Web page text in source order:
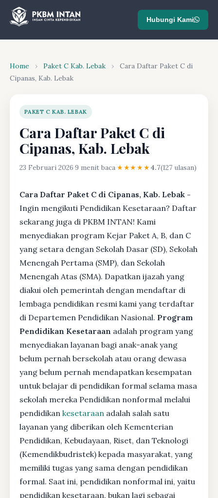
Hubungi Kami
Home › Paket C Kab. Lebak ›
Cara Daftar Paket C di
Cipanas, Kab. Lebak
PAKET C KAB. LEBAK
Cara Daftar Paket C di
Cipanas, Kab. Lebak
23 Februari 2026·9 menit baca·★★★★★4.7(127 ulasan)
Cara Daftar Paket C di Cipanas, Kab. Lebak -
Ingin mengikuti Pendidikan Kesetaraan? Daftar
sekarang juga di PKBM INTAN! Kami
menyediakan program Kejar Paket A, B, dan C
yang setara dengan Sekolah Dasar (SD), Sekolah
Menengah Pertama (SMP), dan Sekolah
Menengah Atas (SMA). Dapatkan ijazah yang
diakui oleh pemerintah dengan mendaftar di
lembaga pendidikan resmi kami yang terdaftar
di Departemen Pendidikan Nasional. Program
Pendidikan Kesetaraan adalah program yang
menyediakan layanan bagi anak-anak yang
belum pernah bersekolah atau orang dewasa
yang belum pernah mendapatkan kesempatan
untuk belajar di pendidikan formal selama masa
sekolah mereka Pendidikan nonformal melalui
pendidikan kesetaraan adalah salah satu
layanan yang diberikan oleh Kementerian
Pendidikan, Kebudayaan, Riset, dan Teknologi
(Kemendikbudristek) kepada masyarakat, yang
memiliki tugas yang sama dengan pendidikan
formal. Saat ini, pendidikan nonformal ini, yaitu
pendidikan kesetaraan, bukan lagi sebagai